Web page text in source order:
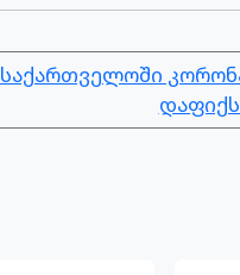
საქართველოში